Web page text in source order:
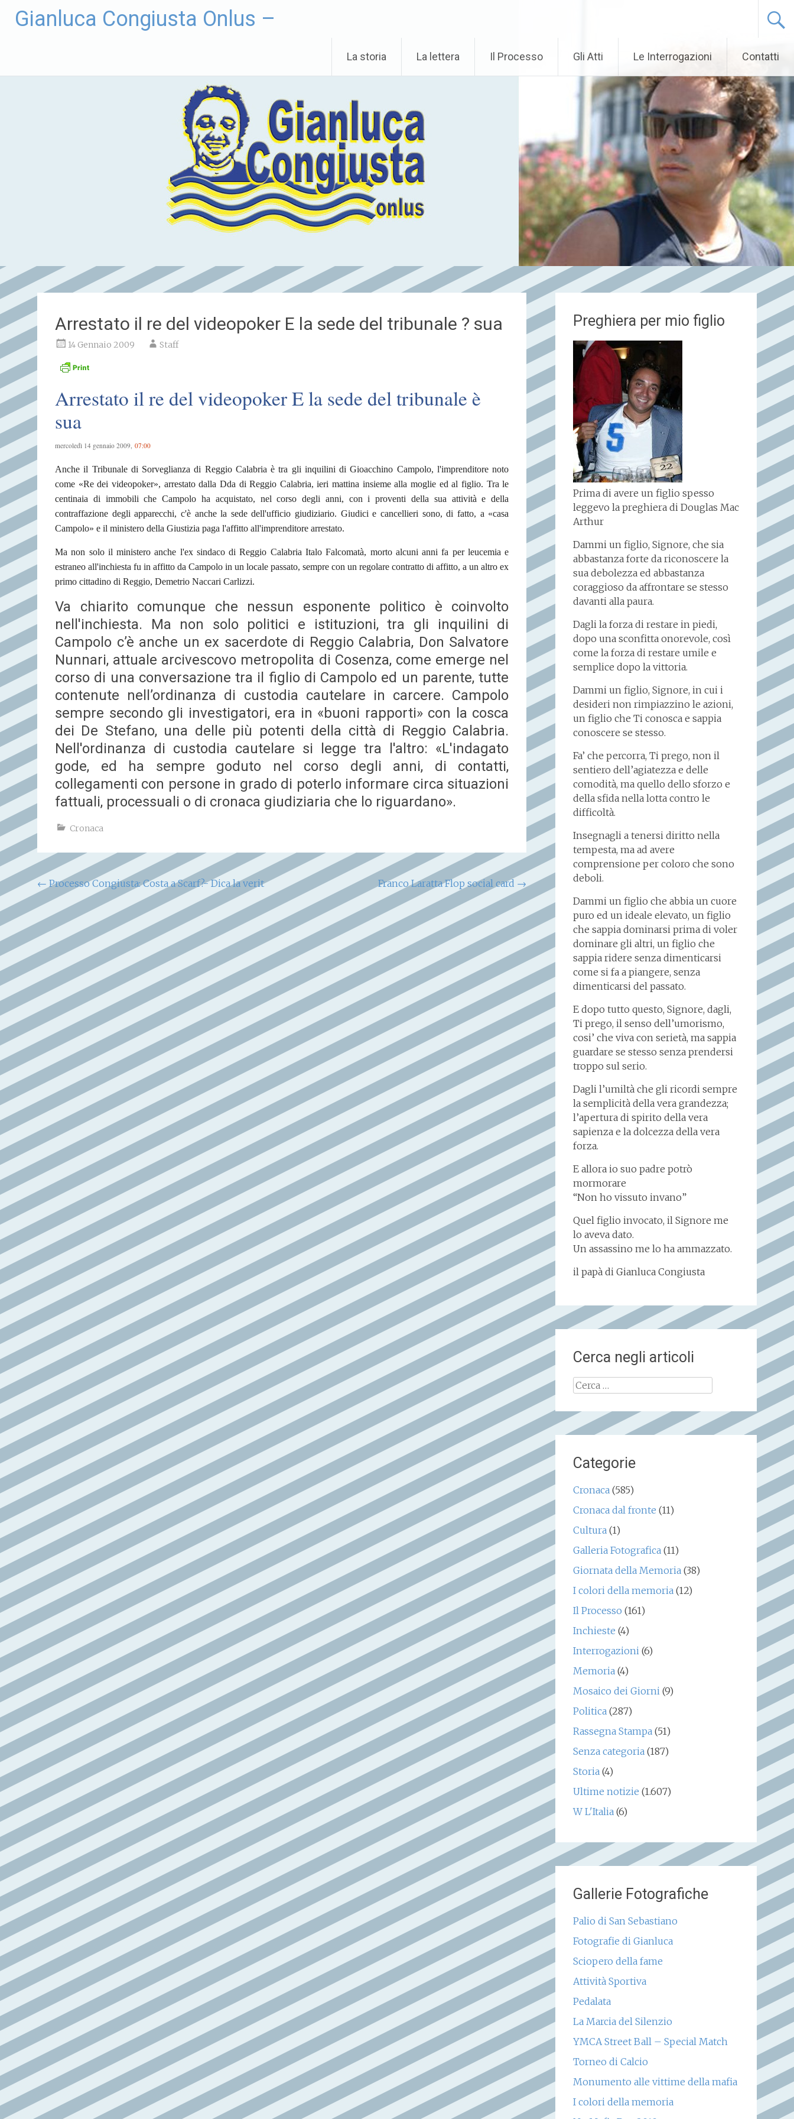
Gianluca Congiusta Onlus –
La storia La lettera Il Processo Gli Atti Le Interrogazioni Contatti
Arrestato il re del videopoker E la sede del tribunale ? sua
14 Gennaio 2009 Staff
Arrestato il re del videopoker E la sede del tribunale è
sua
mercoledì 14 gennaio 2009, 07:00
Anche il Tribunale di Sorveglianza di Reggio Calabria è tra gli inquilini di Gioacchino Campolo, l'imprenditore noto
come «Re dei videopoker», arrestato dalla Dda di Reggio Calabria, ieri mattina insieme alla moglie ed al figlio. Tra le
centinaia di immobili che Campolo ha acquistato, nel corso degli anni, con i proventi della sua attività e della
contraffazione degli apparecchi, c'è anche la sede dell'ufficio giudiziario. Giudici e cancellieri sono, di fatto, a «casa
Campolo» e il ministero della Giustizia paga l'affitto all'imprenditore arrestato.
Ma non solo il ministero anche l'ex sindaco di Reggio Calabria Italo Falcomatà, morto alcuni anni fa per leucemia e
estraneo all'inchiesta fu in affitto da Campolo in un locale passato, sempre con un regolare contratto di affitto, a un altro ex
primo cittadino di Reggio, Demetrio Naccari Carlizzi.
Va chiarito comunque che nessun esponente politico è coinvolto
nell'inchiesta. Ma non solo politici e istituzioni, tra gli inquilini di
Campolo c’è anche un ex sacerdote di Reggio Calabria, Don Salvatore
Nunnari, attuale arcivescovo metropolita di Cosenza, come emerge nel
corso di una conversazione tra il figlio di Campolo ed un parente, tutte
contenute nell’ordinanza di custodia cautelare in carcere. Campolo
sempre secondo gli investigatori, era in «buoni rapporti» con la cosca
dei De Stefano, una delle più potenti della città di Reggio Calabria.
Nell'ordinanza di custodia cautelare si legge tra l'altro: «L'indagato
gode, ed ha sempre goduto nel corso degli anni, di contatti,
collegamenti con persone in grado di poterlo informare circa situazioni
fattuali, processuali o di cronaca giudiziaria che lo riguardano».
Cronaca
Navigazione
articoli
← Processo Congiusta: Costa a Scarf?- Dica la verit Franco Laratta Flop social card →
Preghiera per mio figlio
Prima di avere un figlio spesso
leggevo la preghiera di Douglas Mac
Arthur
Dammi un figlio, Signore, che sia
abbastanza forte da riconoscere la
sua debolezza ed abbastanza
coraggioso da affrontare se stesso
davanti alla paura.
Dagli la forza di restare in piedi,
dopo una sconfitta onorevole, così
come la forza di restare umile e
semplice dopo la vittoria.
Dammi un figlio, Signore, in cui i
desideri non rimpiazzino le azioni,
un figlio che Ti conosca e sappia
conoscere se stesso.
Fa’ che percorra, Ti prego, non il
sentiero dell’agiatezza e delle
comodità, ma quello dello sforzo e
della sfida nella lotta contro le
difficoltà.
Insegnagli a tenersi diritto nella
tempesta, ma ad avere
comprensione per coloro che sono
deboli.
Dammi un figlio che abbia un cuore
puro ed un ideale elevato, un figlio
che sappia dominarsi prima di voler
dominare gli altri, un figlio che
sappia ridere senza dimenticarsi
come si fa a piangere, senza
dimenticarsi del passato.
E dopo tutto questo, Signore, dagli,
Ti prego, il senso dell’umorismo,
cosi’ che viva con serietà, ma sappia
guardare se stesso senza prendersi
troppo sul serio.
Dagli l’umiltà che gli ricordi sempre
la semplicità della vera grandezza;
l’apertura di spirito della vera
sapienza e la dolcezza della vera
forza.
E allora io suo padre potrò
mormorare
“Non ho vissuto invano”
Quel figlio invocato, il Signore me
lo aveva dato.
Un assassino me lo ha ammazzato.
il papà di Gianluca Congiusta
Cerca negli articoli
Ricerca
Categorie
Cronaca(585)
Cronaca dal fronte (11)
Cultura(1)
Galleria Fotografica(11)
Giornata della Memoria(38)
I colori della memoria(12)
Il Processo (161)
Inchieste (4)
Interrogazioni(6)
Memoria(4)
Mosaico dei Giorni(9)
Politica(287)
Rassegna Stampa(51)
Senza categoria(187)
Storia(4)
Ultime notizie (1.607)
W L'Italia(6)
Gallerie Fotografiche
Palio di San Sebastiano
Fotografie di Gianluca
Sciopero della fame
Attività Sportiva
Pedalata
La Marcia del Silenzio
YMCA Street Ball – Special Match
Torneo di Calcio
Monumento alle vittime della mafia
I colori della memoria